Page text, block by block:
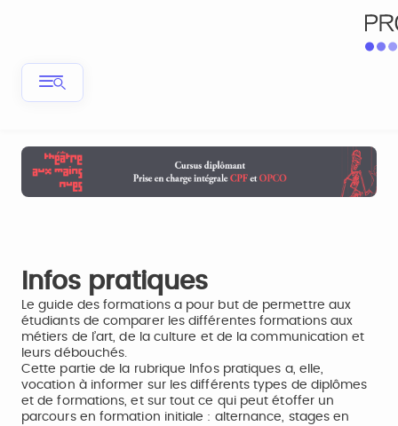
Infos pratiques
Le guide des formations a pour but de permettre aux
étudiants de comparer les différentes formations aux
métiers de l’art, de la culture et de la communication et
leurs débouchés.
Cette partie de la rubrique Infos pratiques a, elle,
vocation à informer sur les différents types de diplômes
et de formations, et sur tout ce qui peut étoffer un
parcours en formation initiale : alternance, stages en